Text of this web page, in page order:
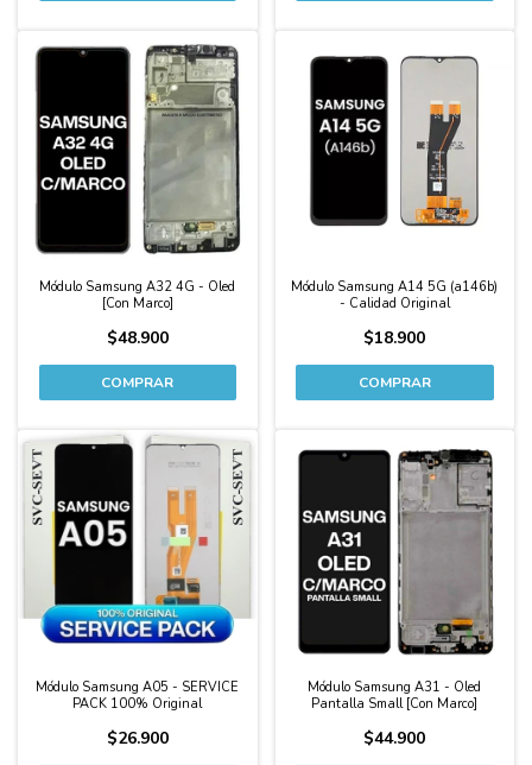
Módulo Samsung A32 4G - Oled
[Con Marco]
$48.900
Módulo Samsung A14 5G (a146b)
- Calidad Original
$18.900
Módulo Samsung A05 - SERVICE
PACK 100% Original
$26.900
Módulo Samsung A31 - Oled
Pantalla Small [Con Marco]
$44.900